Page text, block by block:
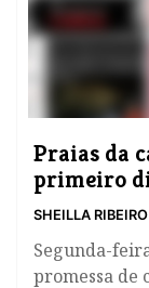
Praias da
primeiro
SHEILLA RIBEIRO
Segunda-
promessa de